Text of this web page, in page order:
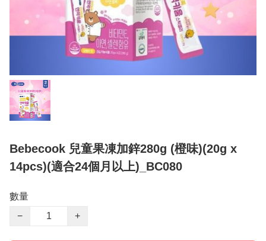
Bebecook 兒童果凍加鋅280g (橙味)(20g x
14pcs)(適合24個月以上)_BC080
數量
−
+